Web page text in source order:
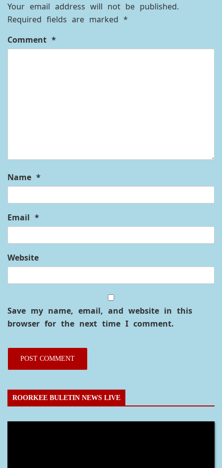
Your email address will not be published.
Required fields are marked *
Comment *
Name *
Email *
Website
Save my name, email, and website in this
browser for the next time I comment.
ROORKEE BULETIN NEWS LIVE